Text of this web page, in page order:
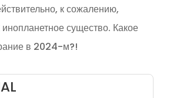
к сожалению,
инопланетное существо. Какое
в 2024-м?!